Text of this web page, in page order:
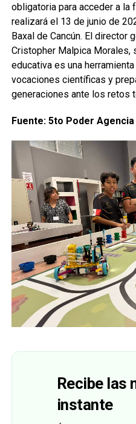
obligatoria para acceder a la
realizará el 13 de junio de
Baxal de Cancún. El director
Cristopher Malpica Morales,
educativa es una
vocaciones científicas y
generaciones ante los retos
Fuente: 5to Poder
Recibe las
instante